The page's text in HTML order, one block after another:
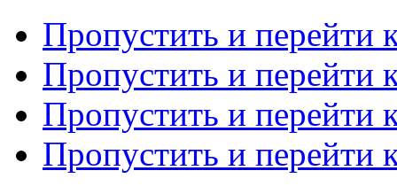
Пропустить и перейти
Пропустить и перейти
Пропустить и перейти
Пропустить и перейти